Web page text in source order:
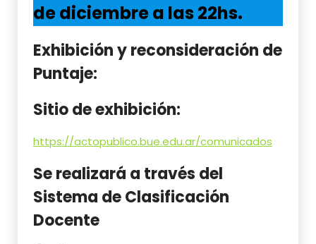
de diciembre a las 22hs.
Exhibición y reconsideración de
Puntaje:
Sitio de exhibición:
https://actopublico.bue.edu.ar/comunicados
Se realizará a través del
Sistema de Clasificación
Docente